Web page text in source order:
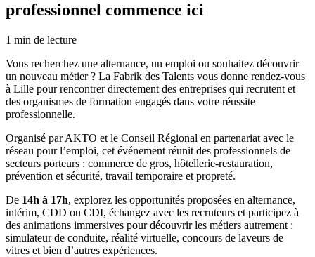
professionnel commence ici
1 min de lecture
Vous recherchez une alternance, un emploi ou souhaitez découvrir
un nouveau métier ? La Fabrik des Talents vous donne rendez-vous
à Lille pour rencontrer directement des entreprises qui recrutent et
des organismes de formation engagés dans votre réussite
professionnelle.
Organisé par AKTO et le Conseil Régional en partenariat avec le
réseau pour l’emploi, cet événement réunit des professionnels de
secteurs porteurs : commerce de gros, hôtellerie-restauration,
prévention et sécurité, travail temporaire et propreté.
De 14h à 17h, explorez les opportunités proposées en alternance,
intérim, CDD ou CDI, échangez avec les recruteurs et participez à
des animations immersives pour découvrir les métiers autrement :
simulateur de conduite, réalité virtuelle, concours de laveurs de
vitres et bien d’autres expériences.